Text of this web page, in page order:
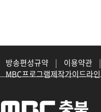
방송편성규약 | 이용약관 |
MBC프로그램제작가이드라인